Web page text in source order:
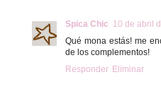
Spica Chic 10 de abril
Qué mona estás! me
de los complementos!
Responder Eliminar